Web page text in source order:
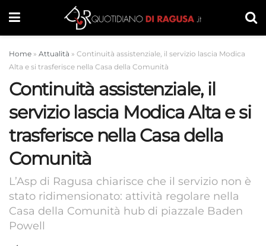
Home » Attualità » Continuità assistenziale, il servizio lascia Modica
Alta e si trasferisce nella Casa della Comunità
Continuità assistenziale, il
servizio lascia Modica Alta e si
trasferisce nella Casa della
Comunità
L’Asp di Ragusa chiarisce che il servizio non è
stato ridimensionato: attività regolare nella
Casa della Comunità hub di piazzale Baden
Powell